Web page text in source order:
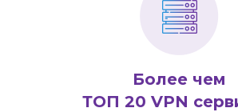
Более чем
ТОП 20 VPN